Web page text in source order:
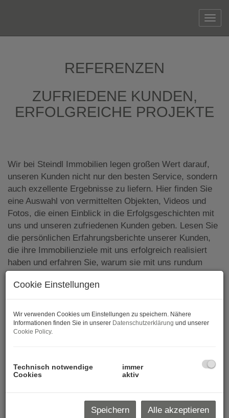
REFERENZEN
ZUFRIEDENE KUNDEN,
ERFOLGREICHE PROJEKTE
Wir bei Steindl Immobilien legen großen Wert darauf,
unseren Kunden nicht nur den besten Service, sondern
auch exzellente Ergebnisse zu liefern. Hier finden Sie
eine Auswahl von vermittelten Objekten, Videos und
Fotos, die einen Einblick in die Erfolgsgeschichten mit
uns und unseren zufriedenen Kunden geben. Lesen Sie
die persönlichen Erfahrungsberichte unserer Kunden,
die ihre Immobilienziele mit uns erfolgreich realisiert
haben und erfahren Sie, warum sie mit uns rundum
REFERENZEN - OBJEKTE
1 2
Erfolgreich vermietet
Cookie Einstellungen
Wir verwenden Cookies um Einstellungen zu speichern. Nähere
Informationen finden Sie in unserer Datenschutzerklärung und unserer
Cookie Policy.
Technisch notwendige
Cookies
immer
aktiv
Speichern Alle akzeptieren